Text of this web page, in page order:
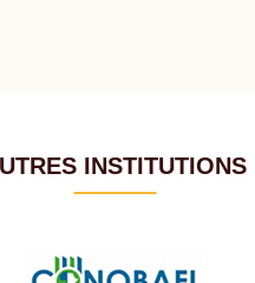
INSTITUTIONS